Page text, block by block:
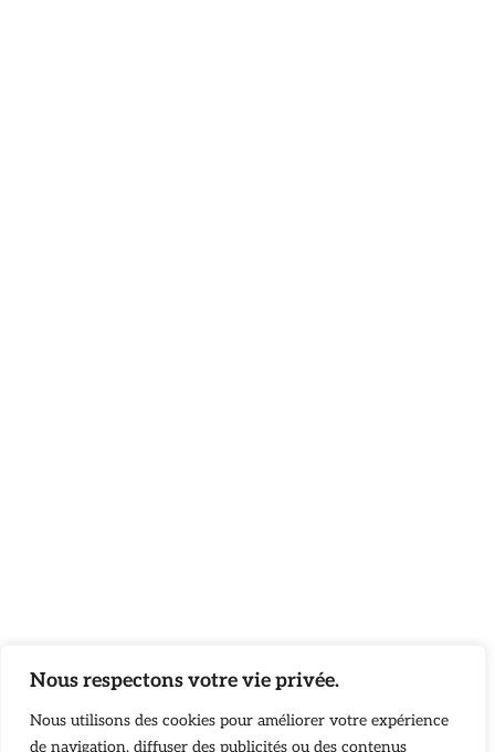
Nous respectons votre vie privée.
Nous utilisons des cookies pour améliorer votre expérience
de navigation, diffuser des publicités ou des contenus